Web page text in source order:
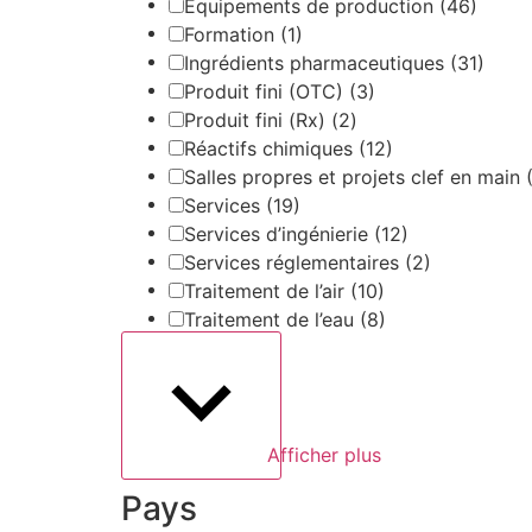
Equipements de production (46)
Formation (1)
Ingrédients pharmaceutiques (31)
Produit fini (OTC) (3)
Produit fini (Rx) (2)
Réactifs chimiques (12)
Salles propres et projets clef en main
Services (19)
Services d’ingénierie (12)
Services réglementaires (2)
Traitement de l’air (10)
Traitement de l’eau (8)
Afficher plus
Pays